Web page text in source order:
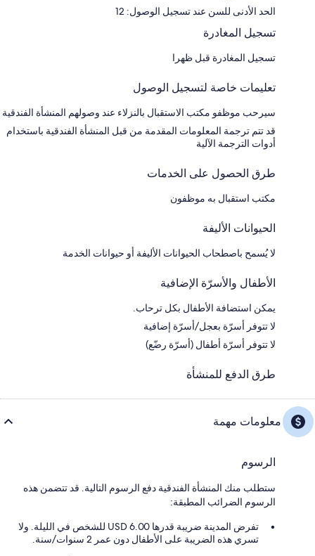
الحد الأدنى للسن عند تسجيل الوصول: 12
تسجيل المغادرة
تسجيل المغادرة قبل ظهرا
تعليمات خاصة لتسجيل الوصول
سيرحب موظفو مكتب الاستقبال بالنزلاء عند وصولهم المنشأة الفندقية
قد تتم ترجمة المعلومات المقدمة من قبل المنشأة الفندقية باستخدام
أدوات الترجمة الآلية
طرق الحصول على الخدمات
مكتب استقبال به موظفون
الحيوانات الأليفة
لا يُسمح باصطحاب الحيوانات الأليفة أو حيوانات الخدمة
الأطفال والأسرّة الإضافية
يمكن استضافة الأطفال بكل ترحاب.
لا تتوفر أسرّة بعجل/أسرّة إضافية
لا تتوفر أسرّة أطفال (أسرّة رضّع)
طرق الدفع للمنشأة
معلومات مهمة
الرسوم
ستطلب منك المنشأة الفندقية دفع الرسوم التالية. قد تتضمن هذه
الرسوم الضرائب المطبقة:
تفرض المدينة ضريبة قدرها 6.00 USD للشخص في الليلة. ولا
تسري هذه الضريبة على الأطفال دون عمر 2 سنوات/سنة.